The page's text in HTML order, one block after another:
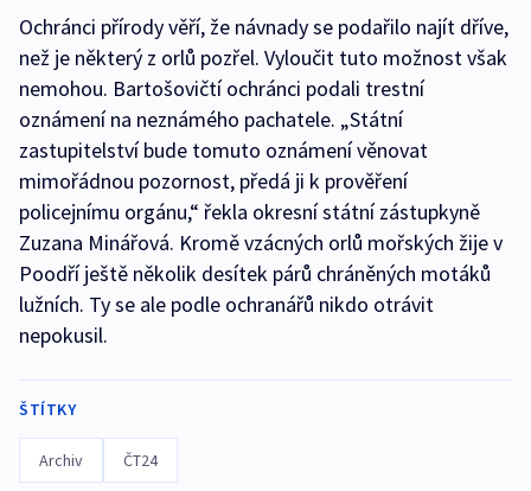
Ochránci přírody věří, že návnady se podařilo najít dříve,
než je některý z orlů pozřel. Vyloučit tuto možnost však
nemohou. Bartošovičtí ochránci podali trestní
oznámení na neznámého pachatele. „Státní
zastupitelství bude tomuto oznámení věnovat
mimořádnou pozornost, předá ji k prověření
policejnímu orgánu,“ řekla okresní státní zástupkyně
Zuzana Minářová. Kromě vzácných orlů mořských žije v
Poodří ještě několik desítek párů chráněných motáků
lužních. Ty se ale podle ochranářů nikdo otrávit
nepokusil.
ŠTÍTKY
Archiv ČT24